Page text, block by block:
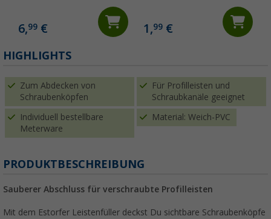
6,99 € 1,99€
HIGHLIGHTS
Zum Abdecken von
Schraubenköpfen
Für Profilleisten und
Schraubkanäle geeignet
Individuell bestellbare
Meterware
Material: Weich-PVC
PRODUKTBESCHREIBUNG
Sauberer Abschluss für verschraubte Profilleisten
Mit dem Estorfer Leistenfüller deckst Du sichtbare Schraubenköpfe